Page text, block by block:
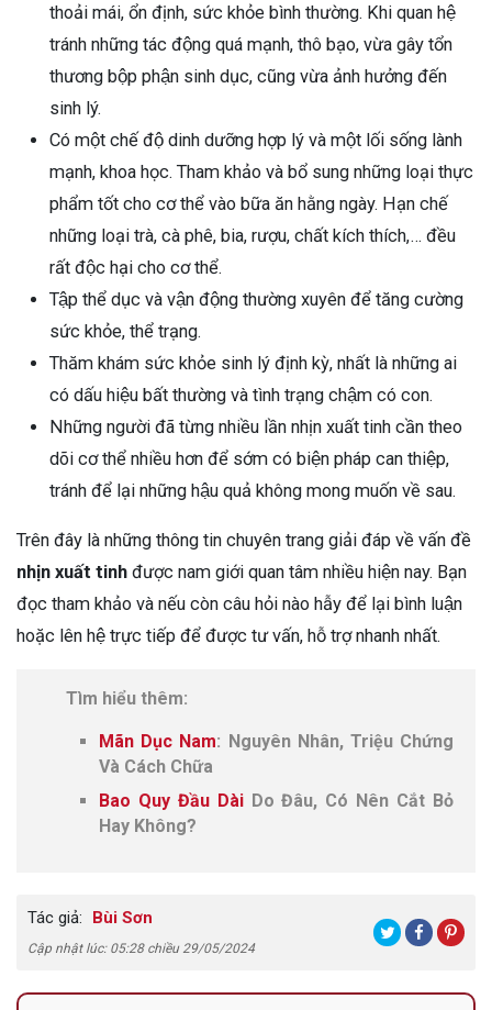
thoải mái, ổn định, sức khỏe bình thường. Khi quan hệ
tránh những tác động quá mạnh, thô bạo, vừa gây tổn
thương bộp phận sinh dục, cũng vừa ảnh hưởng đến
sinh lý.
Có một chế độ dinh dưỡng hợp lý và một lối sống lành
mạnh, khoa học. Tham khảo và bổ sung những loại thực
phẩm tốt cho cơ thể vào bữa ăn hằng ngày. Hạn chế
những loại trà, cà phê, bia, rượu, chất kích thích,… đều
rất độc hại cho cơ thể.
Tập thể dục và vận động thường xuyên để tăng cường
sức khỏe, thể trạng.
Thăm khám sức khỏe sinh lý định kỳ, nhất là những ai
có dấu hiệu bất thường và tình trạng chậm có con.
Những người đã từng nhiều lần nhịn xuất tinh cần theo
dõi cơ thể nhiều hơn để sớm có biện pháp can thiệp,
tránh để lại những hậu quả không mong muốn về sau.
Trên đây là những thông tin chuyên trang giải đáp về vấn đề
nhịn xuất tinh được nam giới quan tâm nhiều hiện nay. Bạn
đọc tham khảo và nếu còn câu hỏi nào hẫy để lại bình luận
hoặc lên hệ trực tiếp để được tư vấn, hỗ trợ nhanh nhất.
Tìm hiểu thêm:
Mãn Dục Nam: Nguyên Nhân, Triệu Chứng
Và Cách Chữa
Bao Quy Đầu DàiDo Đâu, Có Nên Cắt Bỏ
Hay Không?
Tác giả: Bùi Sơn
Cập nhật lúc: 05:28 chiều 29/05/2024